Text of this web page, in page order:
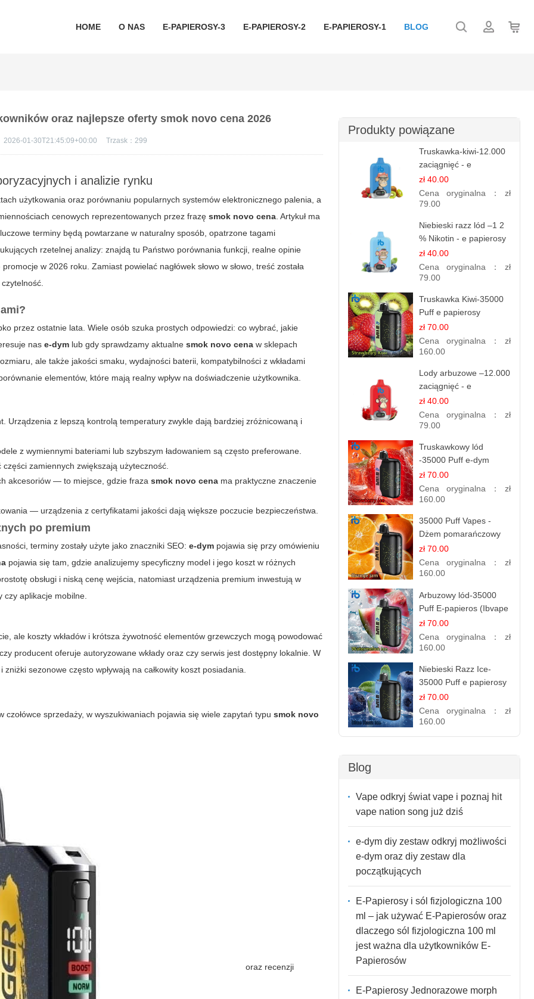
HOME O NAS E-PAPIEROSY-3 E-PAPIEROSY-2 E-PAPIEROSY-1 BLOG
oraz najlepsze oferty smok novo cena 2026
2026-01-30T21:45:09+00:00 Trzask： 299
i analizie rynku
użytkowania oraz porównaniu popularnych systemów elektronicznego palenia, a
cenowych reprezentowanych przez frazęsmok novo cena . Artykuł ma
terminy będą powtarzane w naturalny sposób, opatrzone tagami
rzetelnej analizy: znajdą tu Państwo porównania funkcji, realne opinie
w 2026 roku. Zamiast powielać nagłówek słowo w słowo, treść została
przez ostatnie lata. Wiele osób szuka prostych odpowiedzi: co wybrać, jakie
nase-dym lub gdy sprawdzamy aktualnesmok novo cena w sklepach
ale także jakości smaku, wydajności baterii, kompatybilności z wkładami
elementów, które mają realny wpływ na doświadczenie użytkownika.
Urządzenia z lepszą kontrolą temperatury zwykle dają bardziej zróżnicowaną i
z wymiennymi bateriami lub szybszym ładowaniem są często preferowane.
zamiennych zwiększają użyteczność.
akcesoriów — to miejsce, gdzie frazasmok novo cena ma praktyczne znaczenie
— urządzenia z certyfikatami jakości dają większe poczucie bezpieczeństwa.
po premium
terminy zostały użyte jako znaczniki SEO:e-dym pojawia się przy omówieniu
pojawia się tam, gdzie analizujemy specyficzny model i jego koszt w różnych
obsługi i niską cenę wejścia, natomiast urządzenia premium inwestują w
czy aplikacje mobilne.
ale koszty wkładów i krótsza żywotność elementów grzewczych mogą powodować
producent oferuje autoryzowane wkłady oraz czy serwis jest dostępny lokalnie. W
sezonowe często wpływają na całkowity koszt posiadania.
sprzedaży, w wyszukiwaniach pojawia się wiele zapytań typusmok novo
oraz recenzji
Produkty powiązane
Truskawka-kiwi-12.000
zaciągnięć - e
papierosy jednorazowe
zł 40.00
Cena oryginalna： zł
79.00
Niebieski razz lód –1 2
% Nikotin - e papierosy
jednorazowe
zł 40.00
Cena oryginalna： zł
79.00
Truskawka Kiwi-35000
Puff e papierosy
(Ibvape Bar)
zł 70.00
Cena oryginalna： zł
160.00
Lody arbuzowe –12.000
zaciągnięć - e
papierosy jednorazowe
zł 40.00
Cena oryginalna： zł
79.00
Truskawkowy lód
-35000 Puff e-dym
zł 70.00
Cena oryginalna： zł
160.00
35000 Puff Vapes -
Dżem pomarańczowy
zł 70.00
Cena oryginalna： zł
160.00
Arbuzowy lód-35000
Puff E-papieros (Ibvape
Bar )
zł 70.00
Cena oryginalna： zł
160.00
Niebieski Razz Ice-
35000 Puff e papierosy
jednorazowe
zł 70.00
Cena oryginalna： zł
160.00
Blog
Vape odkryj świat vape i poznaj hit
vape nation song już dziś
e-dym diy zestaw odkryj możliwości
e-dym oraz diy zestaw dla
początkujących
E-Papierosy i sól fizjologiczna 100
ml – jak używać E-Papierosów oraz
dlaczego sól fizjologiczna 100 ml
jest ważna dla użytkowników E-
Papierosów
E-Papierosy Jednorazowe morph